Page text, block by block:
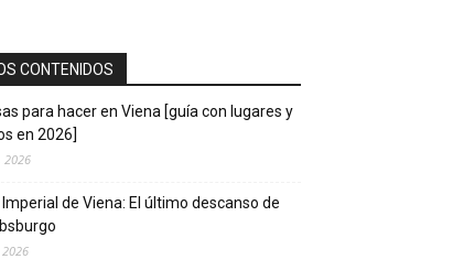
CONTENIDOS
para hacer en Viena [guía con lugares y
en 2026]
2026
de Viena: El último descanso de
2026